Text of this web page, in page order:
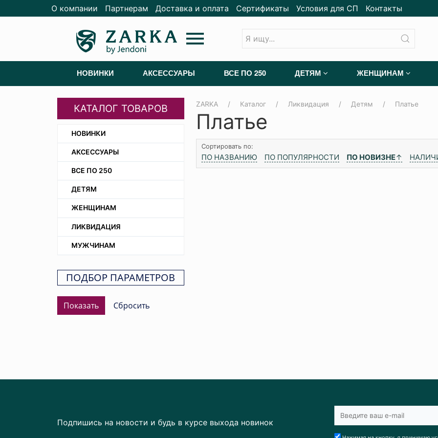
О компании Партнерам Доставка и оплата Сертификаты Условия для СП Контакты
menu
НОВИНКИ АКСЕССУАРЫ ВСЕ ПО 250 ДЕТЯМ ЖЕНЩИНАМ
КАТАЛОГ ТОВАРОВ
НОВИНКИ
АКСЕССУАРЫ
ВСЕ ПО 250
ДЕТЯМ
ЖЕНЩИНАМ
ЛИКВИДАЦИЯ
МУЖЧИНАМ
ПОДБОР ПАРАМЕТРОВ
ZARKA Каталог Ликвидация Детям Платье
Платье
Сортировать по:
ПО НАЗВАНИЮ ПО ПОПУЛЯРНОСТИ ПО НОВИЗНЕ↑
Подпишись на новости и будь в курсе выхода новинок